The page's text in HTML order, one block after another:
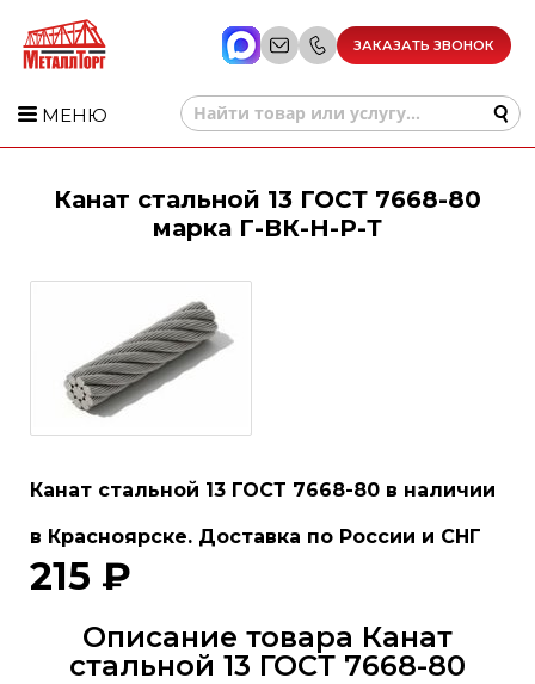
ЗАКАЗАТЬ ЗВОНОК
МЕНЮ
Канат стальной 13 ГОСТ 7668-80
марка Г-ВК-Н-Р-Т
Канат стальной 13 ГОСТ 7668-80 в наличии
в Красноярске. Доставка по России и СНГ
215 ₽
Описание товара Канат
стальной 13 ГОСТ 7668-80